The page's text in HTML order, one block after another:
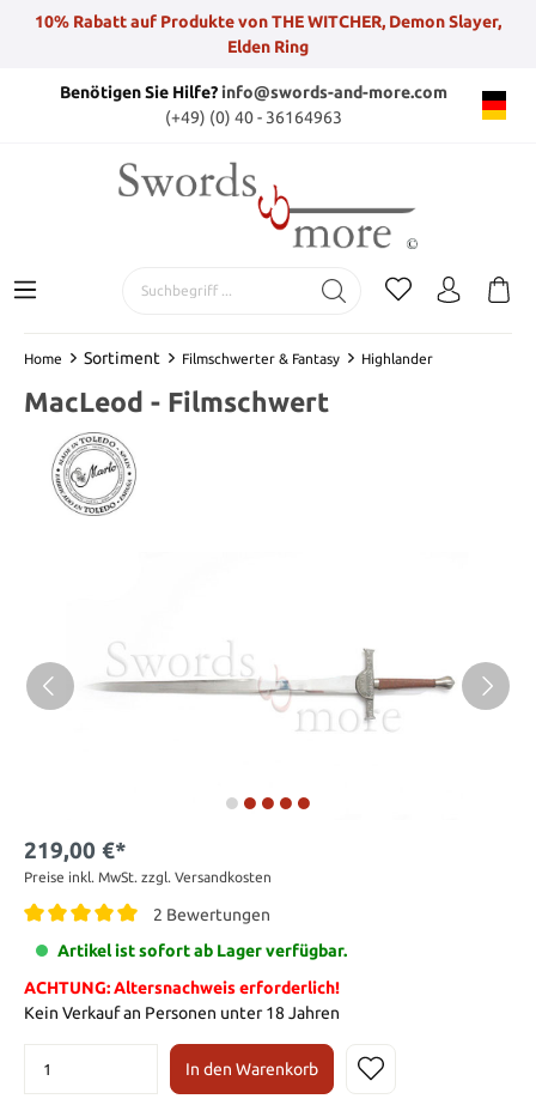
10% Rabatt auf Produkte von THE WITCHER, Demon Slayer,
Elden Ring
Benötigen Sie Hilfe?info@swords-and-more.com
(+49) (0) 40 - 36164963
Home Sortiment Filmschwerter & Fantasy Highlander
MacLeod - Filmschwert
219,00 €*
Preise inkl. MwSt. zzgl. Versandkosten
2 Bewertungen
Artikel ist sofort ab Lager verfügbar.
ACHTUNG: Altersnachweis erforderlich!
Kein Verkauf an Personen unter 18 Jahren
In den Warenkorb